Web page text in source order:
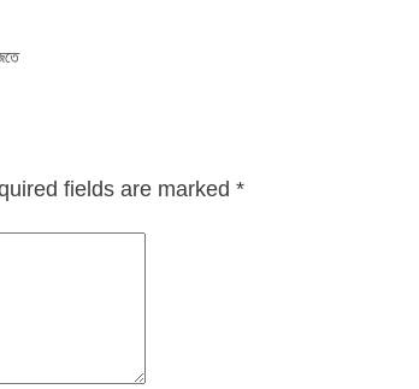
fields are marked *